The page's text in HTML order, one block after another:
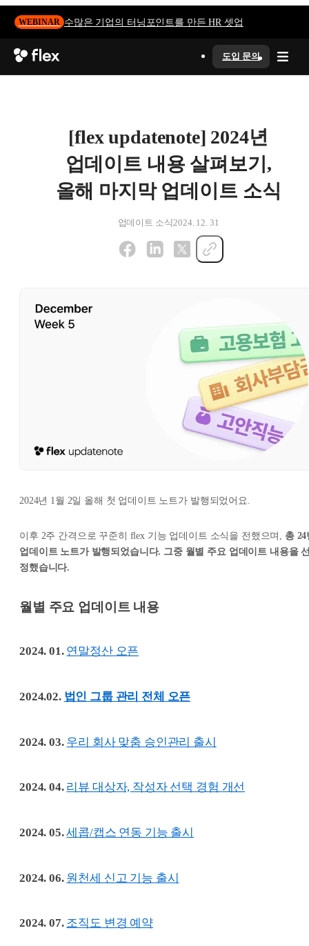
WEBINAR 수많은 기업의 터닝포인트를 만든 HR 셋업
도입 문의
[flex updatenote] 2024년
업데이트 내용 살펴보기,
올해 마지막 업데이트 소식
업데이트 소식 2024. 12. 31
2024년 1월 2일 올해 첫 업데이트 노트가 발행되었어요.
이후 2주 간격으로 꾸준히 flex 기능 업데이트 소식을 전했으며, 총 24
업데이트 노트가 발행되었습니다. 그중 월별 주요 업데이트 내용을
정했습니다.
월별 주요 업데이트 내용
2024. 01. 연말정산 오픈
2024.02. 법인 그룹 관리 전체 오픈
2024. 03. 우리 회사 맞춤 승인관리 출시
2024. 04. 리뷰 대상자, 작성자 선택 경험 개선
2024. 05.세콥/캡스 연동 기능 출시
2024. 06. 원천세 신고 기능 출시
2024. 07. 조직도 변경 예약